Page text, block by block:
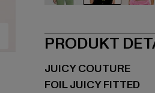
PRODUKT
JUICY COUTURE
FOIL JUICY FITTED